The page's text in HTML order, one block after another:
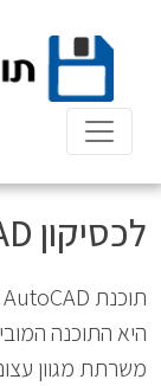
content
לכסיקון AutoCAD – גירסה 11
היא התוכנה
משרתת מגוון